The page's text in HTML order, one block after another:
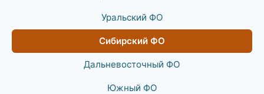
Уральский ФО
Сибирский ФО
Дальневосточный ФО
Южный ФО